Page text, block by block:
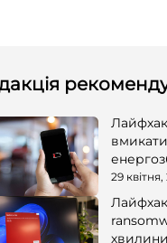
29
хвилини